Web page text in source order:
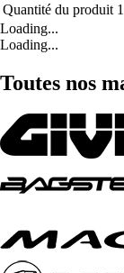
Quantité du produit 1
Loading...
Loading...
Toutes nos